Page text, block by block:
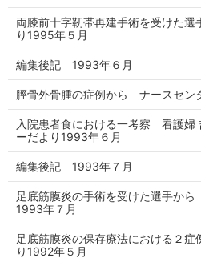
両膝前十字靭帯再建手術を受けた
り1995年５月
編集後記 1993年６月
脛骨外骨腫の症例から ナースセン
入院患者食における一考察 看護
ーだより1993年６月
編集後記 1993年７月
足底筋膜炎の手術を受けた選手か
1993年７月
足底筋膜炎の保存療法における２
り1992年５月